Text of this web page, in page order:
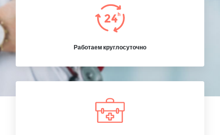
Работаем круглосуточно